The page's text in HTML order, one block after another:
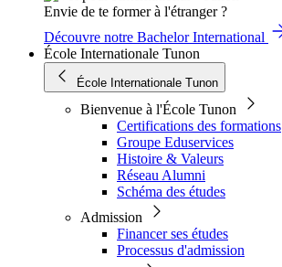
Envie de te former à l'étranger ?
Découvre notre Bachelor International
École Internationale Tunon
École Internationale Tunon
Bienvenue à l'École Tunon
Certifications des formations
Groupe Eduservices
Histoire & Valeurs
Réseau Alumni
Schéma des études
Admission
Financer ses études
Processus d'admission